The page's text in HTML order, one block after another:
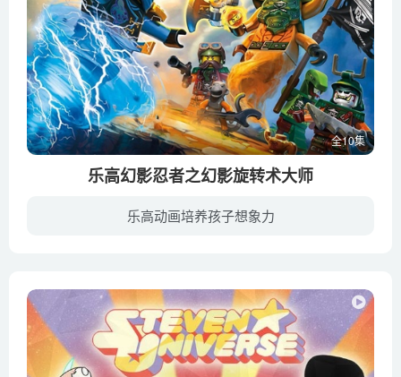
全10集
乐高幻影忍者之幻影旋转术大师
乐高动画培养孩子想象力